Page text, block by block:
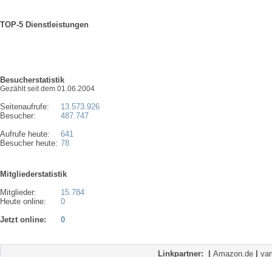
TOP-5 Dienstleistungen
Besucherstatistik
Gezählt seit dem 01.06.2004
Seitenaufrufe:
Besucher:
Aufrufe heute:
Besucher heute:
13.573.926
487.747
641
78
Mitgliederstatistik
Mitglieder:
Heute online:
15.784
0
Jetzt online:
0
Linkpartner: Amazon.de